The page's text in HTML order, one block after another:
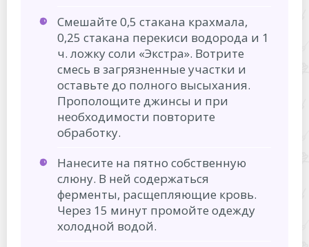
Смешайте 0,5 стакана крахмала,
0,25 стакана перекиси водорода и 1
ч. ложку соли «Экстра». Вотрите
смесь в загрязненные участки и
оставьте до полного высыхания.
Прополощите джинсы и при
необходимости повторите
обработку.
Нанесите на пятно собственную
слюну. В ней содержаться
ферменты, расщепляющие кровь.
Через 15 минут промойте одежду
холодной водой.